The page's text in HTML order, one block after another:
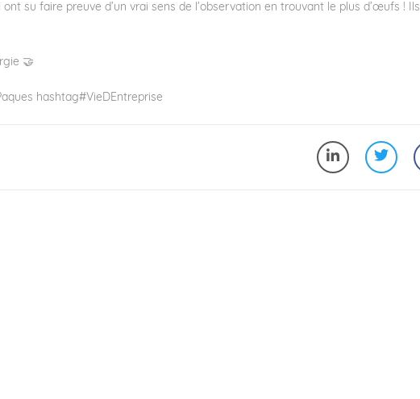
ont su faire preuve d’un vrai sens de l’observation en trouvant le plus d’œufs ! Ils
🤝
hashtag#VieDEntreprise